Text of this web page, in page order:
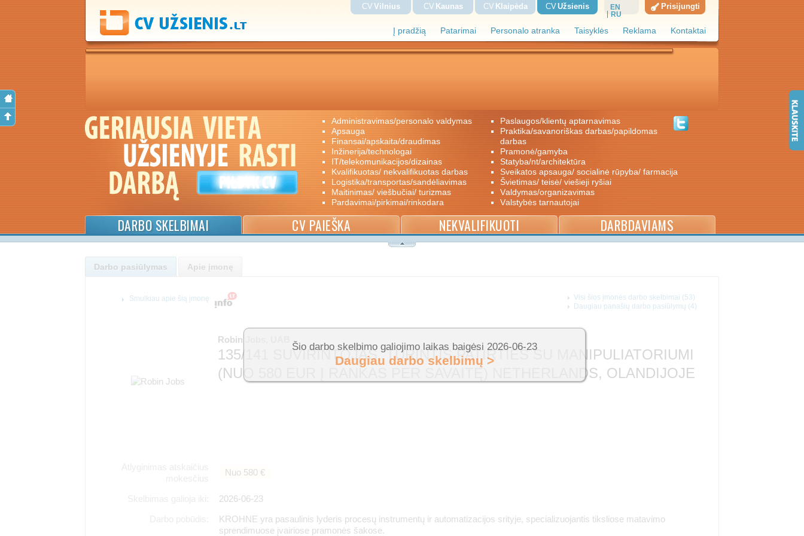
Į pradžią Patarimai Personalo atranka Taisyklės Reklama Kontaktai
CV Vilnius CV Kaunas CV Klaipėda CVUžsienis
EN
RU
Prisijungti
administravimas/personalo valdymas
apsauga
finansai/apskaita/draudimas
inžinerija/technologai
IT/telekomunikacijos/dizainas
kvalifikuotas/ nekvalifikuotas darbas
logistika/transportas/sandėliavimas
maitinimas/ viešbučiai/ turizmas
pardavimai/pirkimai/rinkodara
paslaugos/klientų aptarnavimas
praktika/savanoriškas darbas/papildomas
darbas
pramonė/gamyba
statyba/nt/architektūra
sveikatos apsauga/ socialinė rūpyba/ farmacija
švietimas/ teisė/ viešieji ryšiai
valdymas/organizavimas
valstybės tarnautojai
DARBO SKELBIMAI CV PAIEŠKA NEKVALIFIKUOTI DARBDAVIAMS
Darbo pasiūlymas Apie įmonę
Robin Jobs, UAB
135/141 SUVIRINTOJAS, TURINTIS PATIRTIES SU MANIPULIATORIUMI
(NUO 580 EUR Į RANKAS PER SAVAITĘ) NETHERLANDS, OLANDIJOJE
Nuo 580 €
2026-06-23
KROHNE yra pasaulinis lyderis procesų instrumentų ir automatizacijos srityje, specializuojantis tiksliose matavimo
sprendimuose įvairiose pramonės šakose.
Visi šios įmonės darbo skelbimai (53)
Daugiau panašių darbo pasiūlymų (4)
Smulkiau apie šią įmonę
Šio darbo skelbimo galiojimo laikas baigėsi 2026-06-23
Daugiau darbo skelbimų >